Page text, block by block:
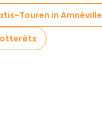
Touren in Amnéville